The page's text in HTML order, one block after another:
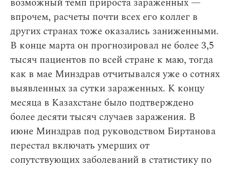
впрочем, расчеты почти всех его коллег в
других странах тоже оказались заниженными.
В конце марта он прогнозировал не более 3,5
тысяч пациентов по всей стране к маю, тогда
как в мае Минздрав отчитывался уже о сотнях
выявленных за сутки зараженных. К концу
месяца в Казахстане было подтверждено
более десяти тысяч случаев заражения. В
июне Минздрав под руководством Биртанова
перестал включать умерших от
сопутствующих заболеваний в статистику по